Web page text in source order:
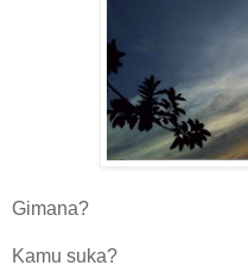
Gimana?
Kamu suka?